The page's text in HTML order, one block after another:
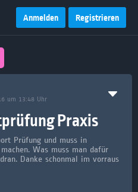
Anmelden Registrieren
um 13:48 Uhr
Praxis
Prüfung und muss in
Was muss man dafür
Danke schonmal im vorraus